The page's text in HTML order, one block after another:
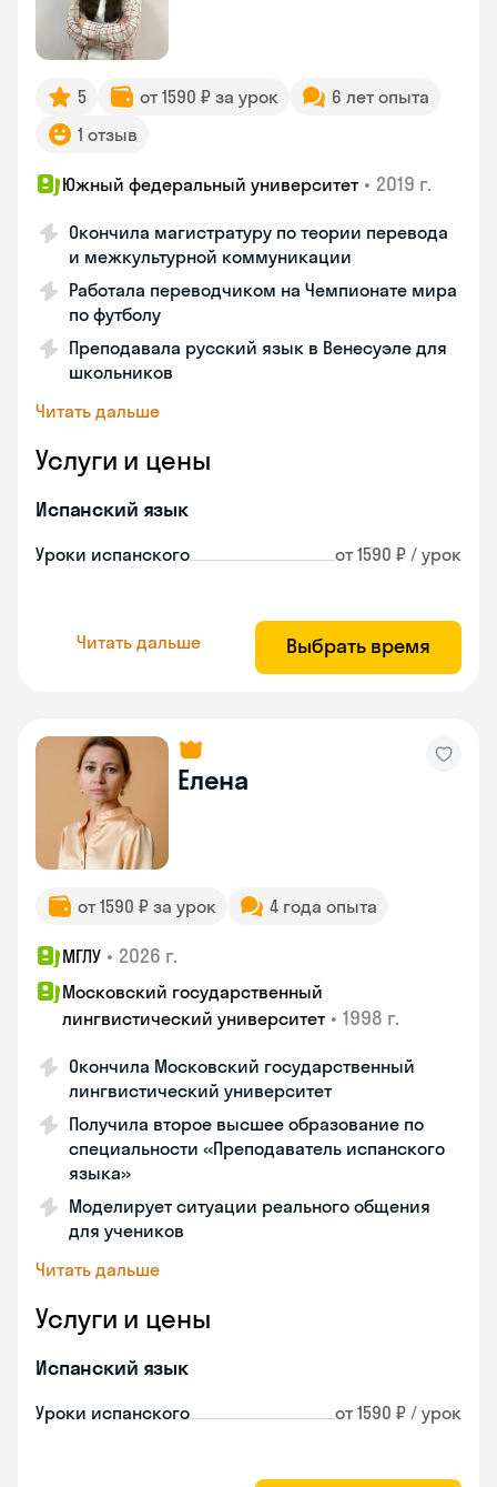
5 от 1590 ₽ за урок
6 лет опыта
1 отзыв
Южный федеральный университет • 2019 г.
Окончила магистратуру по теории перевода
и межкультурной коммуникации
Работала переводчиком на Чемпионате мира
по футболу
Преподавала русский язык в Венесуэле для
школьников
Читать дальше
Услуги и цены
Испанский язык
Уроки испанского от 1590 ₽ / урок
Читать дальше Выбрать время
Елена
от 1590 ₽ за урок 4 года опыта
МГЛУ • 2026 г.
Московский государственный
лингвистический университет • 1998 г.
Окончила Московский государственный
лингвистический университет
Получила второе высшее образование по
специальности «Преподаватель испанского
языка»
Моделирует ситуации реального общения
для учеников
Читать дальше
Услуги и цены
Испанский язык
Уроки испанского от 1590 ₽ / урок